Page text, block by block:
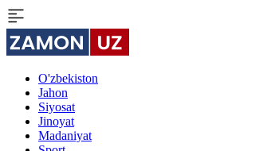
O'zbekiston
Jahon
Siyosat
Jinoyat
Madaniyat